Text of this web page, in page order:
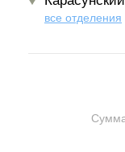
все отделения